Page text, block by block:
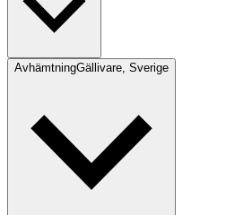
AvhämtningGällivare, Sverige